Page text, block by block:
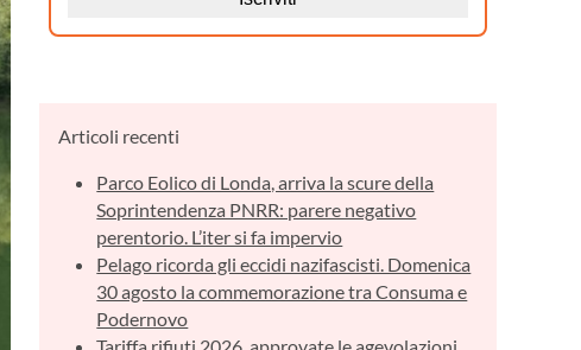
Articoli recenti
Parco Eolico di Londa, arriva la scure della
Soprintendenza PNRR: parere negativo
perentorio. L’iter si fa impervio
Pelago ricorda gli eccidi nazifascisti. Domenica
30 agosto la commemorazione tra Consuma e
Podernovo